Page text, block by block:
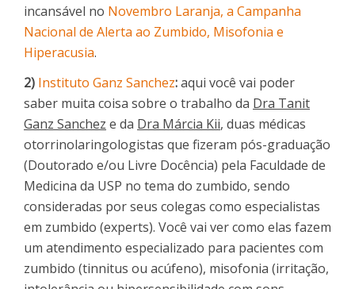
incansável no Novembro Laranja, a Campanha
Nacional de Alerta ao Zumbido, Misofonia e
Hiperacusia.
2) Instituto Ganz Sanchez:aqui você vai poder
saber muita coisa sobre o trabalho da Dra Tanit
Ganz Sanchez e da Dra Márcia Kii, duas médicas
otorrinolaringologistas que fizeram pós-graduação
(Doutorado e/ou Livre Docência) pela Faculdade de
Medicina da USP no tema do zumbido, sendo
consideradas por seus colegas como especialistas
em zumbido (experts). Você vai ver como elas fazem
um atendimento especializado para pacientes com
zumbido (tinnitus ou acúfeno), misofonia (irritação,